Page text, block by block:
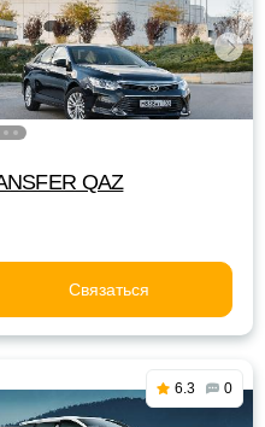
QАZ
Связаться
6.3 0